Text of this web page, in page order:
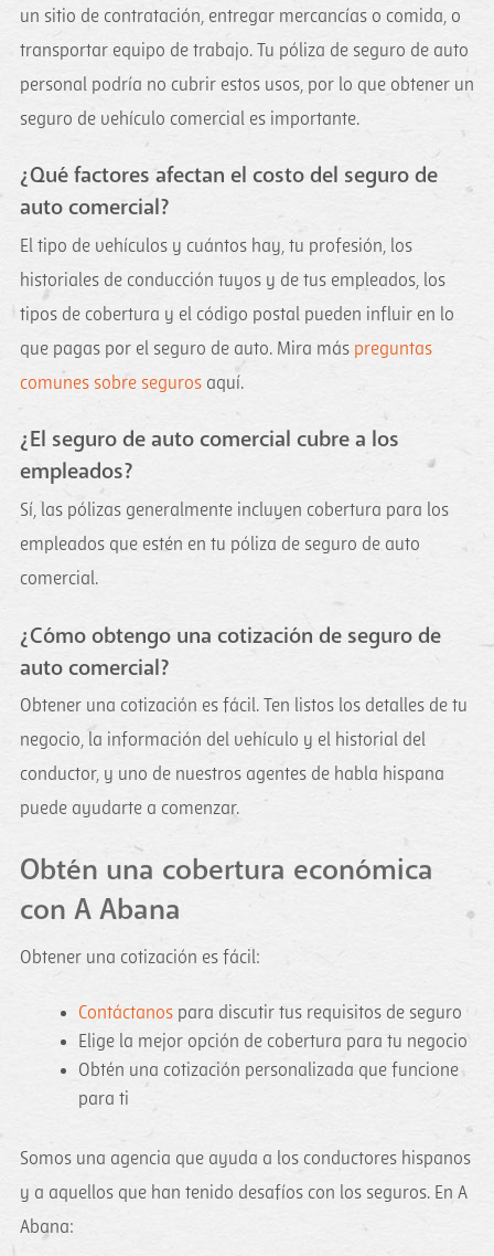
un sitio de contratación, entregar mercancías o comida, o
transportar equipo de trabajo. Tu póliza de seguro de auto
personal podría no cubrir estos usos, por lo que obtener un
seguro de vehículo comercial es importante.
¿Qué factores afectan el costo del seguro de
auto comercial?
El tipo de vehículos y cuántos hay, tu profesión, los
historiales de conducción tuyos y de tus empleados, los
tipos de cobertura y el código postal pueden influir en lo
que pagas por el seguro de auto. Mira más preguntas
comunes sobre segurosaquí.
¿El seguro de auto comercial cubre a los
empleados?
Sí, las pólizas generalmente incluyen cobertura para los
empleados que estén en tu póliza de seguro de auto
comercial.
¿Cómo obtengo una cotización de seguro de
auto comercial?
Obtener una cotización es fácil. Ten listos los detalles de tu
negocio, la información del vehículo y el historial del
conductor, y uno de nuestros agentes de habla hispana
puede ayudarte a comenzar.
Obtén una cobertura económica
con A Abana
Obtener una cotización es fácil:
Contáctanospara discutir tus requisitos de seguro
Elige la mejor opción de cobertura para tu negocio
Obtén una cotización personalizada que funcione
para ti
Somos una agencia que ayuda a los conductores hispanos
y a aquellos que han tenido desafíos con los seguros. En A
Abana: